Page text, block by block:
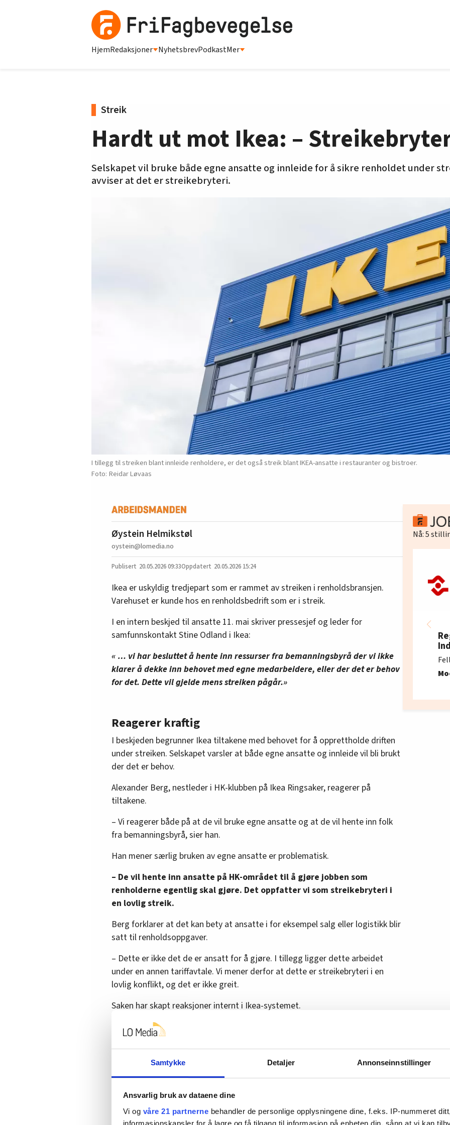
Samtykke Detaljer Annonseinnstillinger
Ansvarlig bruk av dataene dine
Vi og våre 21 partnerne behandler de personlige opplysningene dine, f.eks. IP-nummeret
informasjonskapsler for å lagre og få tilgang til informasjon på enheten din, sånn at vi kan
HjemRedaksjoner NyhetsbrevPodkastMer
Streik
Hardt ut mot Ikea: –
Selskapet vil bruke både egne ansatte og innleide for å sikre renholdet under
avviser at det er streikebryteri.
I tillegg til streiken blant innleide renholdere, er det også streik blant IKEA-ansatte i restauranter og bistroer.
Reidar Løvaas
Øystein Helmikstøl
oystein@lomedia.no
20.05.202609:33 20.05.2026 15:24
Ikea er uskyldig tredjepart som er rammet av streiken i renholdsbransjen.
Varehuset er kunde hos en renholdsbedrift som er i streik.
I en intern beskjed til ansatte 11. mai skriver pressesjef og leder for
samfunnskontakt Stine Odland i Ikea:
« … vi har besluttet å hente inn ressurser fra bemanningsbyrå der vi ikke
klarer å dekke inn behovet med egne medarbeidere, eller der det er behov
for det. Dette vil gjelde mens streiken pågår.»
Reagerer kraftig
I beskjeden begrunner Ikea tiltakene med behovet for å opprettholde driften
under streiken. Selskapet varsler at både egne ansatte og innleide vil bli brukt
der det er behov.
Alexander Berg, nestleder i HK-klubben på Ikea Ringsaker, reagerer på
tiltakene.
– Vi reagerer både på at de vil bruke egne ansatte og at de vil hente inn folk
fra bemanningsbyrå, sier han.
Han mener særlig bruken av egne ansatte er problematisk.
– De vil hente inn ansatte på HK-området til å gjøre jobben som
renholderne egentlig skal gjøre. Det oppfatter vi som streikebryteri i
en lovlig streik.
Berg forklarer at det kan bety at ansatte i for eksempel salg eller logistikk blir
satt til renholdsoppgaver.
– Dette er ikke det de er ansatt for å gjøre. I tillegg ligger dette arbeidet
under en annen tariffavtale. Vi mener derfor at dette er streikebryteri i en
lovlig konflikt, og det er ikke greit.
Saken har skapt reaksjoner internt i Ikea-systemet.
– Det har vært sterke reaksjoner fra alle klubbene i Ikea. Vi har faste
møtepunkter, og dette ble tatt opp denne uka, sier Berg.
Avviser streikebryteri
Ikea avviser kritikken fra Alexander Berg.
– Ikea bedriver ikke streikebryteri, sier pressesjef Stine Odland til
Nå:5